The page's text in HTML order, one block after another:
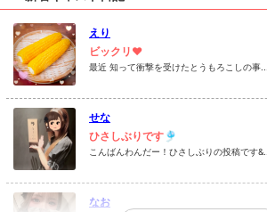
えり
最近 知って衝撃を受けたとうもろこしの事...
せな
ひさしぶりです🎐
こんばんわんだー！ひさしぶりの投稿です&...
なお